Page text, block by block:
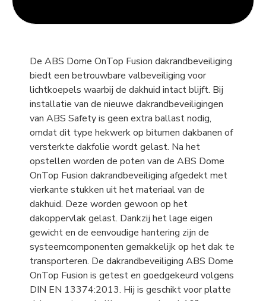
De ABS Dome OnTop Fusion dakrandbeveiliging
biedt een betrouwbare valbeveiliging voor
lichtkoepels waarbij de dakhuid intact blijft. Bij
installatie van de nieuwe dakrandbeveiligingen
van ABS Safety is geen extra ballast nodig,
omdat dit type hekwerk op bitumen dakbanen of
versterkte dakfolie wordt gelast. Na het
opstellen worden de poten van de ABS Dome
OnTop Fusion dakrandbeveiliging afgedekt met
vierkante stukken uit het materiaal van de
dakhuid. Deze worden gewoon op het
dakoppervlak gelast. Dankzij het lage eigen
gewicht en de eenvoudige hantering zijn de
systeemcomponenten gemakkelijk op het dak te
transporteren. De dakrandbeveiliging ABS Dome
OnTop Fusion is getest en goedgekeurd volgens
DIN EN 13374:2013. Hij is geschikt voor platte